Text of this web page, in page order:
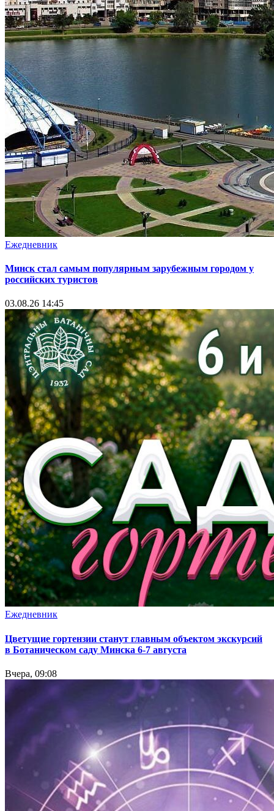
Ежедневник
Минск стал самым популярным зарубежным городом у
российских туристов
03.08.26 14:45
Ежедневник
Цветущие гортензии станут главным объектом экскурсий
в Ботаническом саду Минска 6-7 августа
Вчера, 09:08